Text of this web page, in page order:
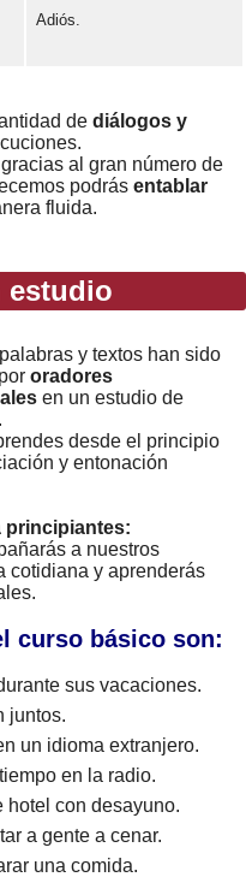
Adiós.
de diálogos y
al gran número de
podrás entablar
fluida.
estudio
y textos han sido
oradores
en un estudio de
desde el principio
y entonación
principiantes:
a nuestros
cotidiana y aprenderás
curso básico son:
sus vacaciones.
juntos.
un idioma extranjero.
en la radio.
hotel con desayuno.
a gente a cenar.
una comida.